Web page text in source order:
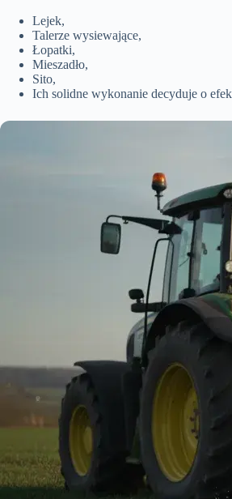
Lejek,
Talerze wysiewające,
Łopatki,
Mieszadło,
Sito,
Ich solidne wykonanie decyduje o